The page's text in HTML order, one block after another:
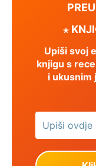
⋆
Upiši svoj
knjigu s
i ukusnim